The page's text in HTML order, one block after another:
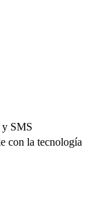
y SMS
con la tecnología